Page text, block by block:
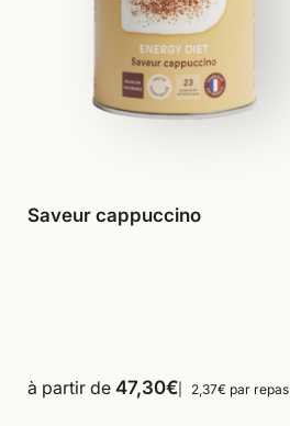
16 repas
18 repas
Les
options
Saveur cappuccino
à partir de 47,30€ 2,37€ par repas